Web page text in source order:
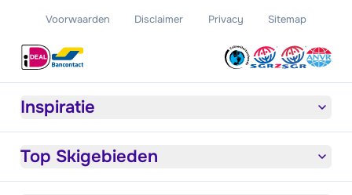
Voorwaarden Disclaimer Privacy Sitemap
Inspiratie
Top Skigebieden